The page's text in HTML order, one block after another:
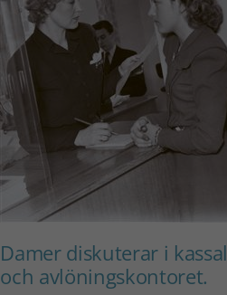
Damer diskuterar i
och avlöningskontoret.